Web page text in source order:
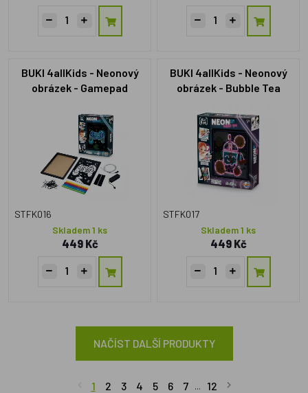
BUKI 4allKids - Neonový
obrázek - Gamepad
STFK016
Skladem 1 ks
449 Kč
BUKI 4allKids - Neonový
obrázek - Bubble Tea
STFK017
Skladem 1 ks
449 Kč
NAČÍST DALŠÍ PRODUKTY
1 2 3 4 5 6 7 ... 12